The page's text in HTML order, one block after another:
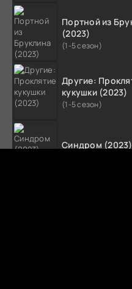
Портной из
(2023)
(1-5 сезон)
Другие:
кукушки (2023)
(1-5 сезон)
Синдром (2023)